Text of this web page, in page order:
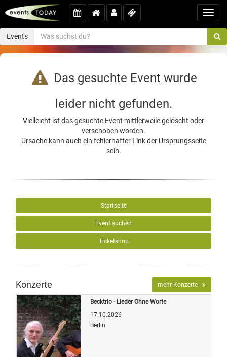
Events
Das gesuchte Event wurde
leider nicht gefunden.
Vielleicht ist das gesuchte Event mittlerweile gelöscht oder
verschoben worden.
Ursache kann auch ein fehlerhafter Link der Ursprungsseite
sein.
Startseite
Event suchen
Ticketshop
Konzerte mehr Konzerte
Becktrio - Lieder Ohne Worte
17.10.2026
Berlin